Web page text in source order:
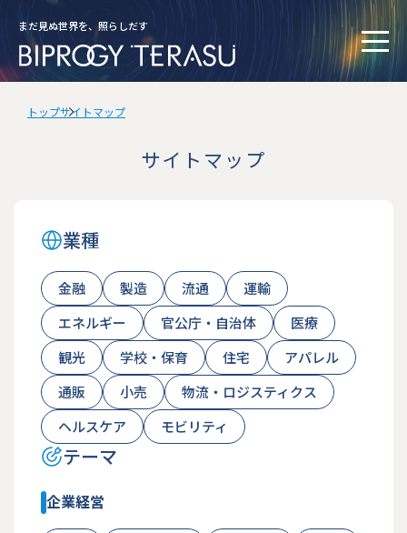
まだ見ぬ世界を、照らしだす
トップサイトマップ
サイトマップ
業種
金融 製造 流通
運輸
エネルギー
官公庁・自治体
医療
観光
学校・保育 住宅
アパレル
通販
小売
物流・ロジスティクス
ヘルスケア
モビリティ
テーマ
企業経営